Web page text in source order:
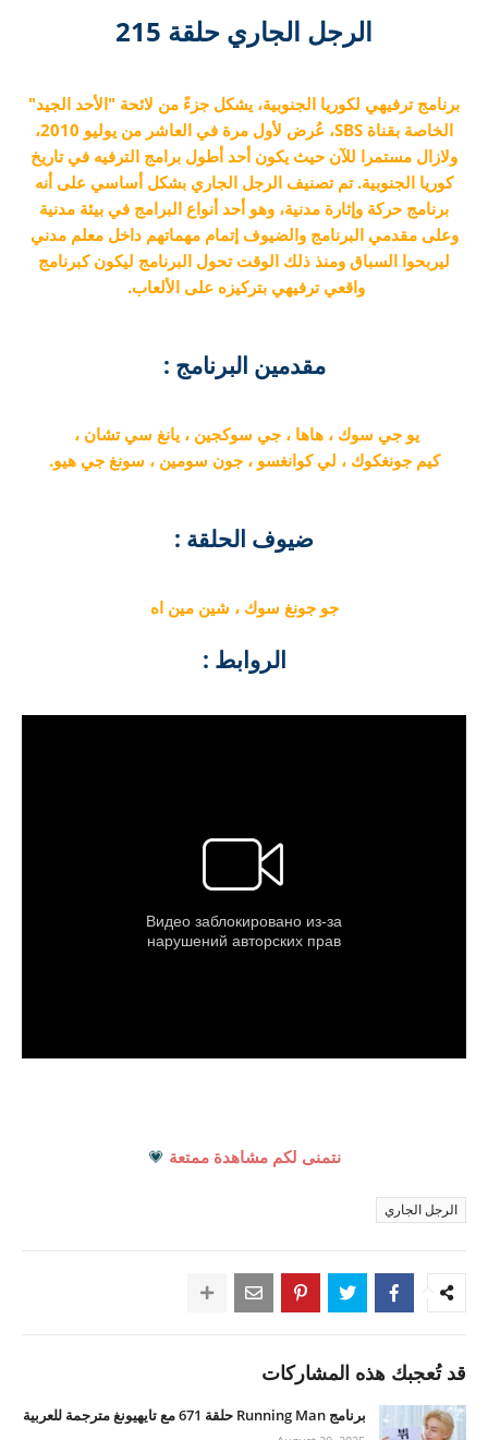
الرجل الجاري حلقة 215
برنامج ترفيهي لكوريا الجنوبية، يشكل جزءً من لائحة "الأحد الجيد"
الخاصة بقناة SBS، عُرض لأول مرة في العاشر من يوليو 2010،
ولازال مستمرا للآن حيث يكون أحد أطول برامج الترفيه في تاريخ
كوريا الجنوبية. تم تصنيف الرجل الجاري بشكل أساسي على أنه
برنامج حركة وإثارة مدنية، وهو أحد أنواع البرامج في بيئة مدنية
وعلى مقدمي البرنامج والضيوف إتمام مهماتهم داخل معلم مدني
ليربحوا السباق ومنذ ذلك الوقت تحول البرنامج ليكون كبرنامج
واقعي ترفيهي بتركيزه على الألعاب.
مقدمين البرنامج :
يو جي سوك ، هاها ، جي سوكجين ، يانغ سي تشان ،
كيم جونغكوك ، لي كوانغسو ، جون سومين ، سونغ جي هيو.
ضيوف الحلقة :
جو جونغ سوك ، شين مين اه
الروابط :
نتمنى لكم مشاهدة ممتعة 💗
الرجل الجاري
قد تُعجبك هذه المشاركات
برنامج Running Man حلقة 671 مع تايهيونغ مترجمة للعربية